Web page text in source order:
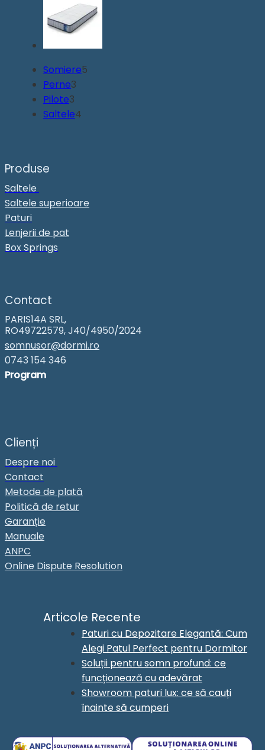
Somiere5
Perne3
Pilote3
produse
Saltele4
Produse
Saltele
Saltele superioare
Paturi
Lenjerii de pat
Box Springs
Contact
PARIS14A SRL,
RO49722579, J40/4950/2024
somnusor@dormi.ro
0743 154 346
Program
Clienți
Despre noi
Contact
Metode de plată
Politică de retur
Garanție
Manuale
ANPC
Online Dispute Resolution
Articole Recente
Paturi cu Depozitare Elegantă: Cum
Alegi Patul Perfect pentru Dormitor
Soluții pentru somn profund: ce
funcționează cu adevărat
Showroom paturi lux: ce să cauți
înainte să cumperi